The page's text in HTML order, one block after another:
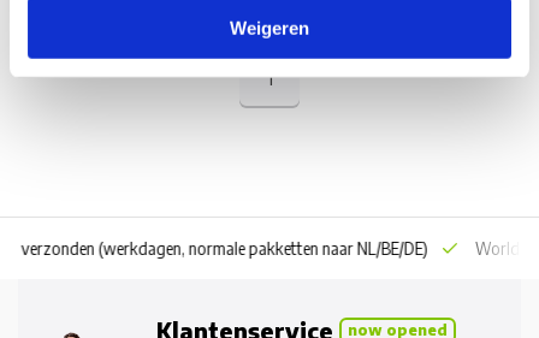
Weigeren
1
verzonden (werkdagen, normale pakketten naar NL/BE/DE) World
Klantenservice now opened